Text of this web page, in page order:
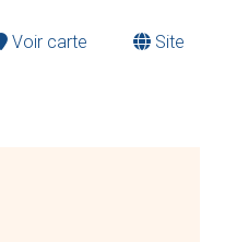
Voir carte
Site